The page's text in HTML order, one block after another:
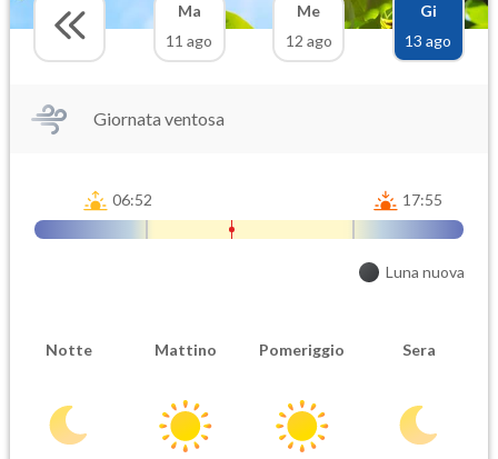
Ma
11 ago
Me
12 ago
Gi
13 ago
Giornata ventosa
06:52 17:55
Luna nuova
Notte Mattino Pomeriggio Sera